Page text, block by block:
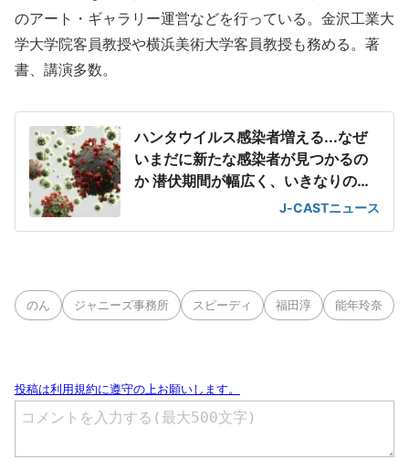
のアート・ギャラリー運営などを行っている。金沢工業大
学大学院客員教授や横浜美術大学客員教授も務める。著
書、講演多数。
ハンタウイルス感染者増える...なぜ
いまだに新たな感染者が見つかるの
か 潜伏期間が幅広く、いきなりの重
J-CASTニュース
のん ジャニーズ事務所 スピーディ 福田淳 能年玲奈